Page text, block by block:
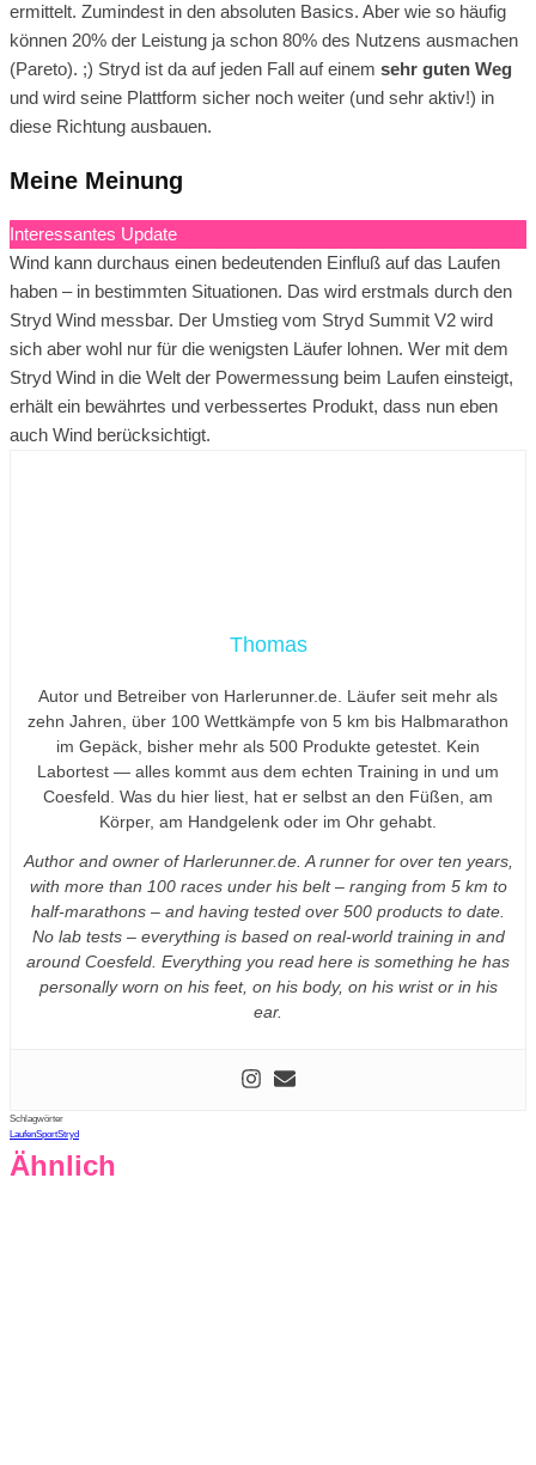
ermittelt. Zumindest in den absoluten Basics. Aber wie so häufig
können 20% der Leistung ja schon 80% des Nutzens ausmachen
(Pareto). ;) Stryd ist da auf jeden Fall auf einem sehr guten Weg
und wird seine Plattform sicher noch weiter (und sehr aktiv!) in
diese Richtung ausbauen.
Meine Meinung
Interessantes Update
Wind kann durchaus einen bedeutenden Einfluß auf das Laufen
haben – in bestimmten Situationen. Das wird erstmals durch den
Stryd Wind messbar. Der Umstieg vom Stryd Summit V2 wird
sich aber wohl nur für die wenigsten Läufer lohnen. Wer mit dem
Stryd Wind in die Welt der Powermessung beim Laufen einsteigt,
erhält ein bewährtes und verbessertes Produkt, dass nun eben
auch Wind berücksichtigt.
Thomas
Autor und Betreiber von Harlerunner.de. Läufer seit mehr als
zehn Jahren, über 100 Wettkämpfe von 5 km bis Halbmarathon
im Gepäck, bisher mehr als 500 Produkte getestet. Kein
Labortest — alles kommt aus dem echten Training in und um
Coesfeld. Was du hier liest, hat er selbst an den Füßen, am
Körper, am Handgelenk oder im Ohr gehabt.
Author and owner of Harlerunner.de. A runner for over ten years,
with more than 100 races under his belt – ranging from 5 km to
half-marathons – and having tested over 500 products to date.
No lab tests – everything is based on real-world training in and
around Coesfeld. Everything you read here is something he has
personally worn on his feet, on his body, on his wrist or in his
ear.
Schlagwörter
LaufenSportStryd
Ähnlich